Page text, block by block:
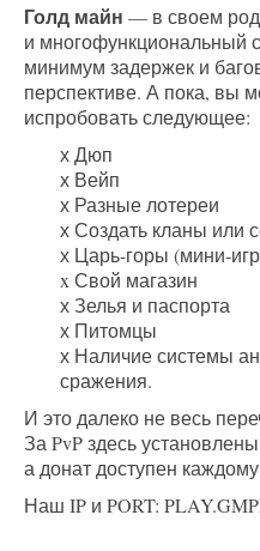
Голд майн — в своем
и многофункциональный
минимум задержек и
перспективе. А пока, вы
испробовать следующее:
х Дюп
х Вейп
х Разные лотереи
х Создать кланы или
х Царь-горы (мини-
x Свой магазин
х Зелья и паспорта
х Питомцы
х Наличие системы
сражения.
И это далеко не весь
За PvP здесь
а донат доступен
Наш IP и PORT: